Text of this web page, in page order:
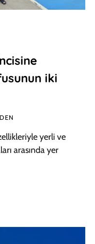
iki
yerli ve
arasında yer